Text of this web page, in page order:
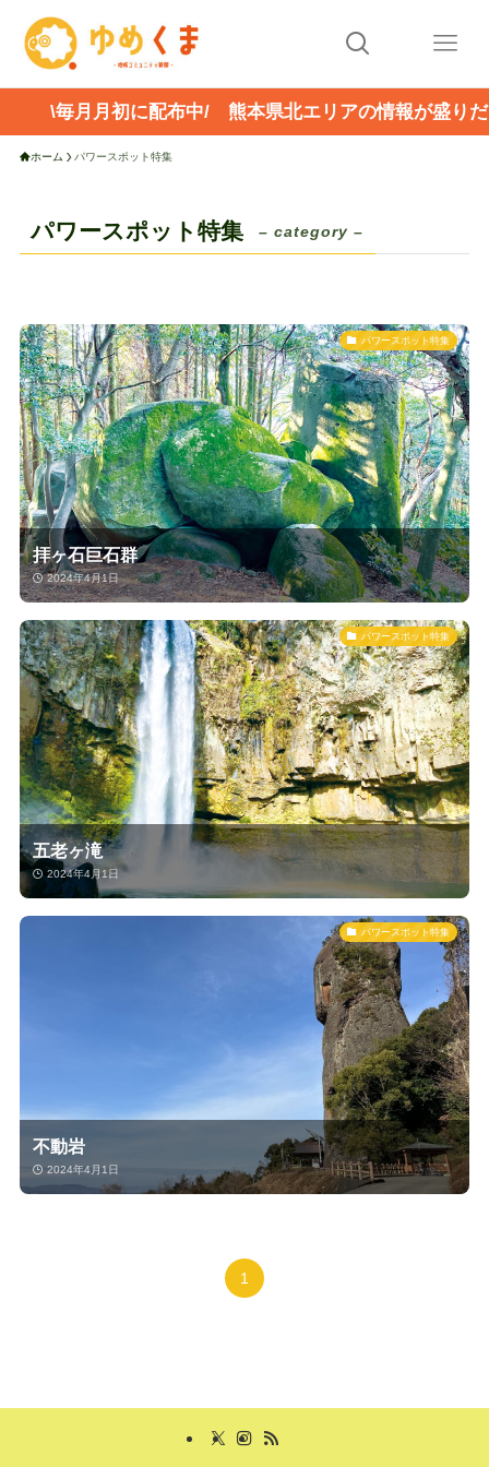
\毎月月初に配布中/ 熊本県北エリアの情報が盛りだ
ホーム パワースポット特集
パワースポット特集 – category –
パワースポット特集
拝ヶ石巨石群
2024年4月1日
パワースポット特集
五老ヶ滝
2024年4月1日
パワースポット特集
不動岩
2024年4月1日
1